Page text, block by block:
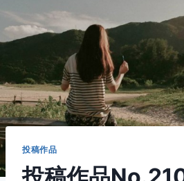
LETSFILM
投稿作品